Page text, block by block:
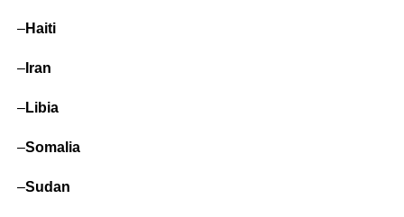
–Haiti
–Iran
–Libia
–Somalia
–Sudan